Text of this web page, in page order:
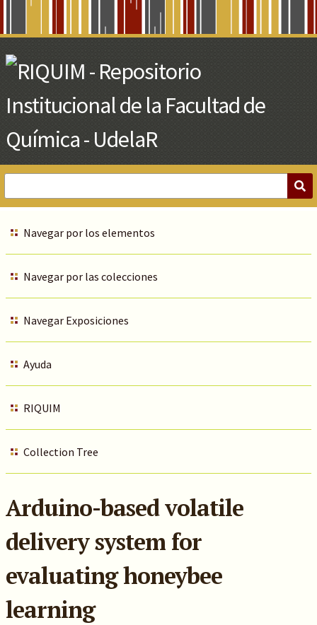
Main
Content
Navegar por los elementos
Navegar por las colecciones
Navegar Exposiciones
Ayuda
RIQUIM
Collection Tree
Arduino-based volatile
delivery system for
evaluating honeybee
learning